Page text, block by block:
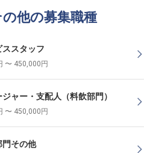
の他の募集職種
ススタッフ
〜 450,000円
ジャー・支配人（料飲部門）
〜 450,000円
門その他